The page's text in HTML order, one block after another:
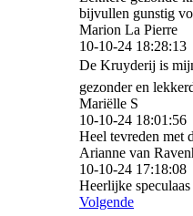
bijvullen gunstig
Marion La Pierre
10-10-24 18:28:13
De Kruyderij is
gezonder en
Mariëlle S
10-10-24 18:01:56
Heel tevreden met
Arianne van
10-10-24 17:18:08
Heerlijke
Volgende